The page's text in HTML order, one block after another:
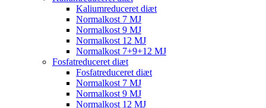
Kaliumreduceret diæt
Normalkost 7 MJ
Normalkost 9 MJ
Normalkost 12 MJ
Normalkost 7+9+12 MJ
Fosfatreduceret diæt
Fosfatreduceret diæt
Normalkost 7 MJ
Normalkost 9 MJ
Normalkost 12 MJ